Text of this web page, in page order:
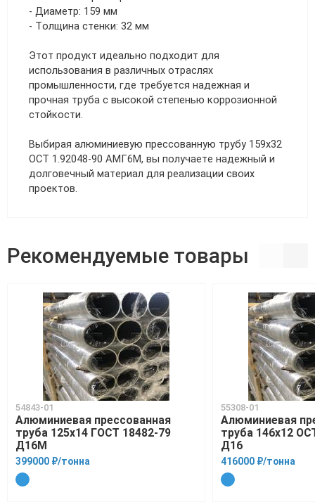
- Диаметр: 159 мм
- Толщина стенки: 32 мм
Этот продукт идеально подходит для
использования в различных отраслях
промышленности, где требуется надежная и
прочная труба с высокой степенью коррозионной
стойкости.
Выбирая алюминиевую прессованную трубу 159х32
ОСТ 1.92048-90 АМГ6М, вы получаете надежный и
долговечный материал для реализации своих
проектов.
Рекомендуемые товары
54843-01
Алюминиевая прессованная
труба 125х14 ГОСТ 18482-79
Д16М
399000 ₽/тонна
55308-01
Алюминиевая
труба 146х12
Д16
416000 ₽/тонна